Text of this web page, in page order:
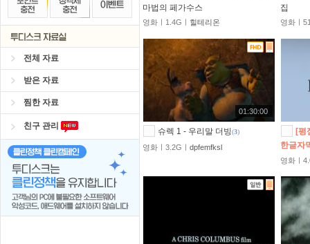
전체 자료
받은 자료
찜한 자료
친구 관리
마법의 페가수스
영화ㅣ1.4Gㅣ 힐테리온
집
영화ㅣ
01:30:00
슈렉 1 - 우리말 더빙(3)
영화ㅣ3.2Gㅣdpfemfksl
[평
한글자
영화ㅣ